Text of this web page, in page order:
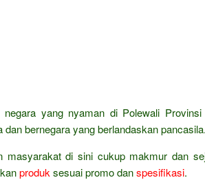
negara yang nyaman di Polewali
dan bernegara yang berlandaskan pancasila.
masyarakat di sini cukup makmur dan
produk sesuai promo danspesifikasi.